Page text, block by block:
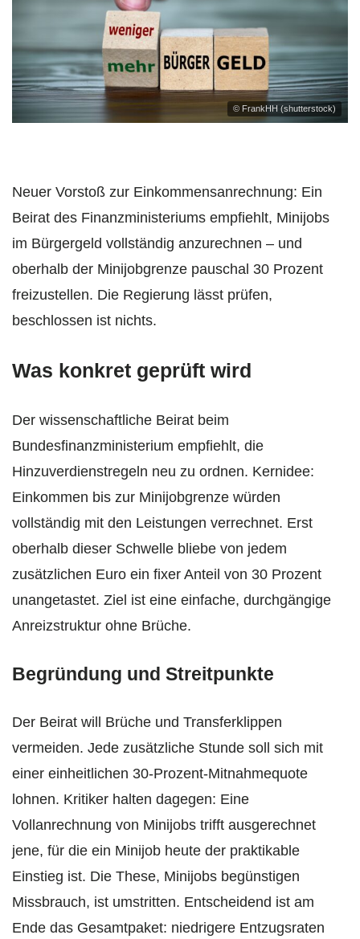
© FrankHH (shutterstock)
Neuer Vorstoß zur Einkommensanrechnung: Ein
Beirat des Finanzministeriums empfiehlt, Minijobs
im Bürgergeld vollständig anzurechnen – und
oberhalb der Minijobgrenze pauschal 30 Prozent
freizustellen. Die Regierung lässt prüfen,
beschlossen ist nichts.
Was konkret geprüft wird
Der wissenschaftliche Beirat beim
Bundesfinanzministerium empfiehlt, die
Hinzuverdienstregeln neu zu ordnen. Kernidee:
Einkommen bis zur Minijobgrenze würden
vollständig mit den Leistungen verrechnet. Erst
oberhalb dieser Schwelle bliebe von jedem
zusätzlichen Euro ein fixer Anteil von 30 Prozent
unangetastet. Ziel ist eine einfache, durchgängige
Anreizstruktur ohne Brüche.
Begründung und Streitpunkte
Der Beirat will Brüche und Transferklippen
vermeiden. Jede zusätzliche Stunde soll sich mit
einer einheitlichen 30-Prozent-Mitnahmequote
lohnen. Kritiker halten dagegen: Eine
Vollanrechnung von Minijobs trifft ausgerechnet
jene, für die ein Minijob heute der praktikable
Einstieg ist. Die These, Minijobs begünstigen
Missbrauch, ist umstritten. Entscheidend ist am
Ende das Gesamtpaket: niedrigere Entzugsraten